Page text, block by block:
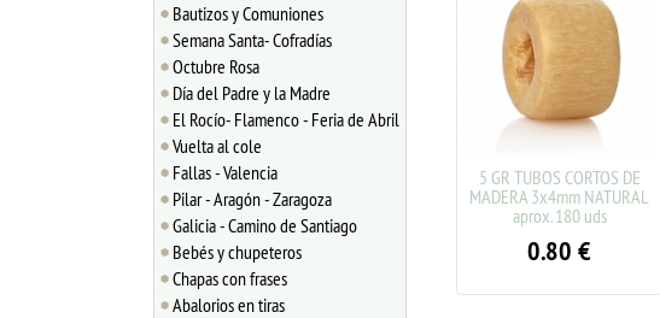
Bautizos y Comuniones
Semana Santa- Cofradías
Octubre Rosa
Día del Padre y la Madre
El Rocío- Flamenco - Feria de Abril
Vuelta al cole
Fallas - Valencia
Pilar - Aragón - Zaragoza
Galicia - Camino de Santiago
Bebés y chupeteros
Chapas con frases
Abalorios en tiras
10 GR TUBOS DE MADERA
5x3.5mm SALMON aprox.
350 uds
0.68
5 GR TUBOS CORTOS DE
MADERA 3x4mm NATURAL
aprox. 180 uds
0.80 €